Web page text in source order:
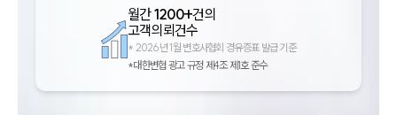
월간1200+건의
고객의뢰건수
* 2026년 1월 변호사협회 경유증표 발급 기준
*대한변협 광고 규정 제4조 제1호 준수